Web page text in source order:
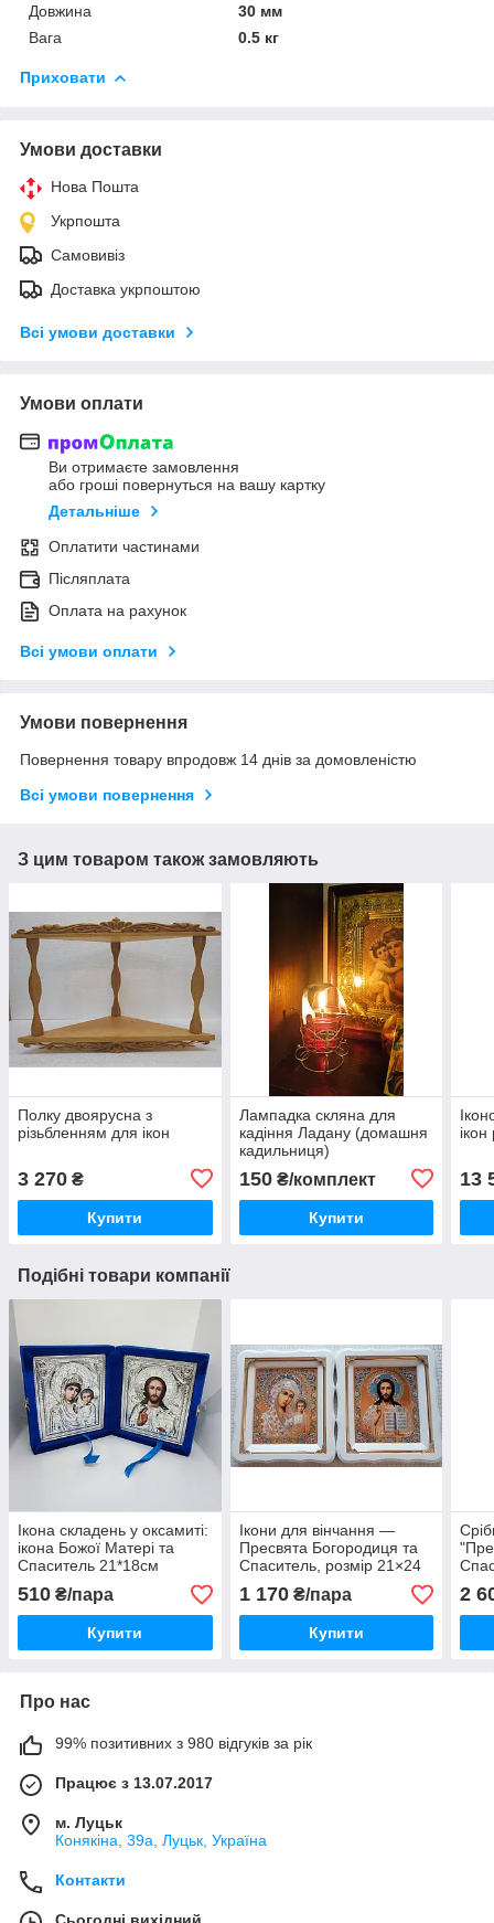
Довжина
30 мм
Вага
0.5 кг
Приховати
Умови доставки
Нова Пошта
Укрпошта
Самовивіз
Доставка укрпоштою
Всі умови доставки
Умови оплати
Ви отримаєте замовлення
або гроші повернуться на вашу картку
Детальніше
Оплатити частинами
Післяплата
Оплата на рахунок
Всі умови оплати
Умови повернення
Повернення товару впродовж 14 днів за домовленістю
Всі умови повернення
З цим товаром також замовляють
Полку двоярусна з
різьбленням для ікон
3 270 ₴
Купити
Лампадка скляна для
кадіння Ладану (домашня
кадильниця)
150₴/комплект
Купити
13
Подібні товари компанії
Ікона складень у оксамиті:
ікона Божої Матері та
Спаситель 21*18см
510 ₴/пара
Купити
Ікони для вінчання —
Пресвята Богородиця та
Спаситель, розмір 21×24
см
1 170₴/пара
Купити
2
Про нас
99% позитивних з 980 відгуків за рік
Працює з 13.07.2017
м. Луцьк
Конякіна, 39а, Луцьк, Україна
Контакти